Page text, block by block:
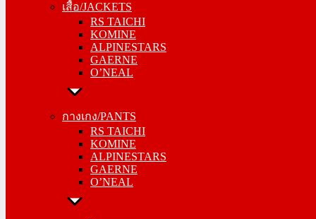
เสื้อ/JACKETS
RS TAICHI
KOMINE
ALPINESTARS
GAERNE
O’NEAL
กางเกง/PANTS
RS TAICHI
KOMINE
ALPINESTARS
GAERNE
O’NEAL
KOMINE
ALPINESTARS
GAERNE
O’NEAL
กางเกง/PANTS
KOMINE
ALPINESTARS
GAERNE
O’NEAL
รองเท้า/BOOTS